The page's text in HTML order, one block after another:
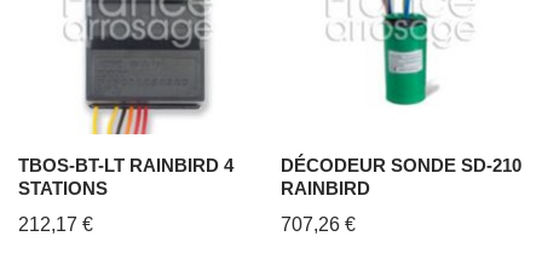
TBOS-BT-LT RAINBIRD 4
STATIONS
212,17 €
DÉCODEUR SONDE SD-210
RAINBIRD
707,26€